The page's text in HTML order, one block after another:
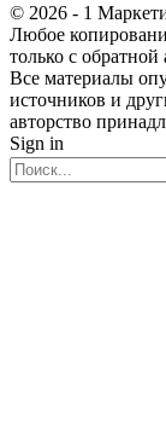
© 2026 - 1
Любое
только с
Все материалы
источников и
авторство
Sign in